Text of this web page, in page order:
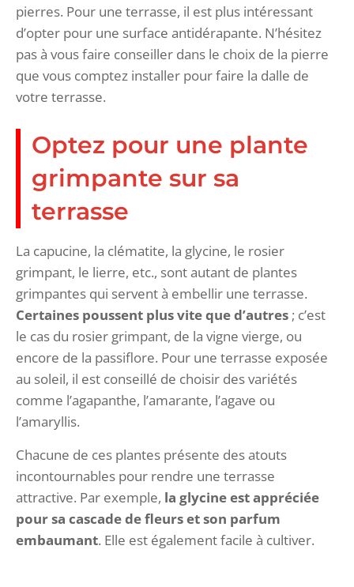
pierres. Pour une terrasse, il est plus intéressant
d’opter pour une surface antidérapante. N’hésitez
pas à vous faire conseiller dans le choix de la pierre
que vous comptez installer pour faire la dalle de
votre terrasse.
Optez pour une plante
grimpante sur sa
terrasse
La capucine, la clématite, la glycine, le rosier
grimpant, le lierre, etc., sont autant de plantes
grimpantes qui servent à embellir une terrasse.
Certaines poussent plus vite que d’autres ; c’est
le cas du rosier grimpant, de la vigne vierge, ou
encore de la passiflore. Pour une terrasse exposée
au soleil, il est conseillé de choisir des variétés
comme l’agapanthe, l’amarante, l’agave ou
l’amaryllis.
Chacune de ces plantes présente des atouts
incontournables pour rendre une terrasse
attractive. Par exemple, la glycine est appréciée
pour sa cascade de fleurs et son parfum
embaumant. Elle est également facile à cultiver.